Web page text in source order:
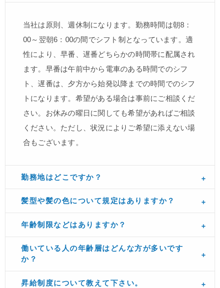
当社は原則、週休制になります。勤務時間は朝8：
00～翌朝6：00の間でシフト制となっています。適
性により、早番、遅番どちらかの時間帯に配属され
ます。早番は午前中から電車のある時間でのシフ
ト、遅番は、夕方から始発以降までの時間でのシフ
トになります。希望がある場合は事前にご相談くだ
さい。お休みの曜日に関しても希望があればご相談
ください。ただし、状況によりご希望に添えない場
合もございます。
勤務地はどこですか？
髪型や髪の色について規定はありますか？
年齢制限などはありますか？
働いている人の年齢層はどんな方が多いです
か？
昇給制度について教えて下さい。